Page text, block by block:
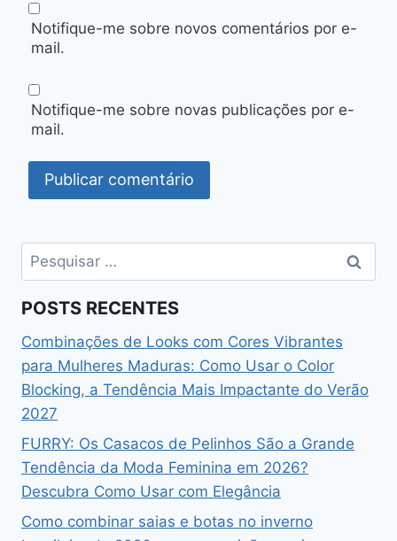
Notifique-me sobre novos comentários por e-
mail.
Notifique-me sobre novas publicações por e-
mail.
Pesquisar
por:
POSTS RECENTES
Combinações de Looks com Cores Vibrantes
para Mulheres Maduras: Como Usar o Color
Blocking, a Tendência Mais Impactante do Verão
2027
FURRY: Os Casacos de Pelinhos São a Grande
Tendência da Moda Feminina em 2026?
Descubra Como Usar com Elegância
Como combinar saias e botas no inverno